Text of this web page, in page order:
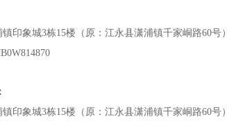
镇印象城3栋15楼（原：江永县潇浦镇千家峒路60号）
镇印象城3栋15楼（原：江永县潇浦镇千家峒路60号）